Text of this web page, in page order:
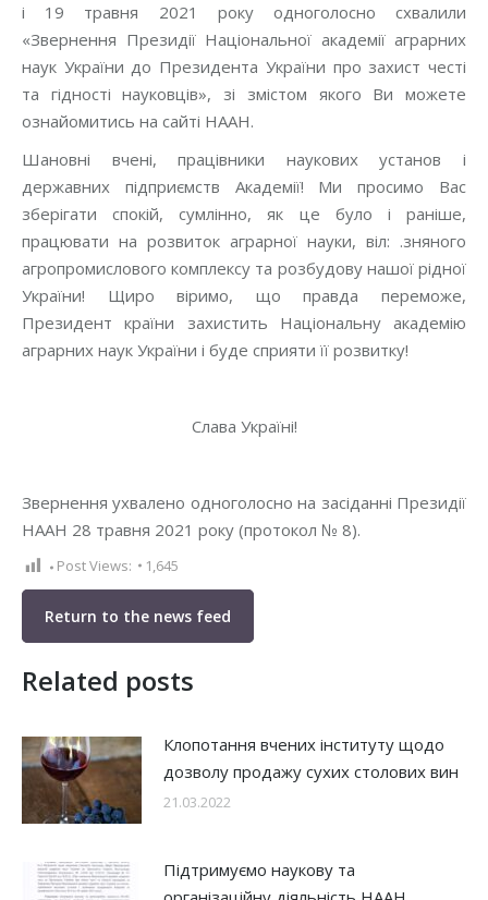
і 19 травня 2021 року одноголосно схвалили
«Звернення Президії Національної академії аграрних
наук України до Президента України про захист честі
та гідності науковців», зі змістом якого Ви можете
ознайомитись на сайті НААН.
Шановні вчені, працівники наукових установ і
державних підприємств Академії! Ми просимо Вас
зберігати спокій, сумлінно, як це було і раніше,
працювати на розвиток аграрної науки, віл: .зняного
агропромислового комплексу та розбудову нашої рідної
України! Щиро віримо, що правда переможе,
Президент країни захистить Національну академію
аграрних наук України і буде сприяти її розвитку!
Слава Україні!
Звернення ухвалено одноголосно на засіданні Президії
НААН 28 травня 2021 року (протокол № 8).
Post Views: 1,645
Return to the news feed
Related posts
Клопотання вчених інституту щодо
дозволу продажу сухих столових вин
21.03.2022
Підтримуємо наукову та